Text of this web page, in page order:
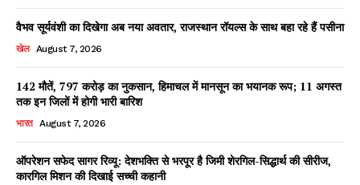
वैभव सूर्यवंशी का दिखेगा अब नया अवतार, राजस्थान रॉयल्स के साथ बहा रहे हैं पसीना
खेल August 7, 2026
142 मौतें, 797 करोड़ का नुकसान, हिमाचल में मानसून का भयानक रूप; 11 अगस्त
तक इन जिलों में होगी भारी बारिश
भारत August 7, 2026
ऑपरेशन सफेद सागर रिव्यू: देशभक्ति से भरपूर है जिमी शेरगिल-सिद्धार्थ की सीरीज,
कारगिल मिशन की दिखाई सच्ची कहानी